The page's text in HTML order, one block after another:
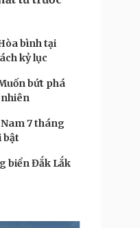
bình tại
kỷ lục
bứt phá
nhiên
7 tháng
bật
biển Đắk Lắk